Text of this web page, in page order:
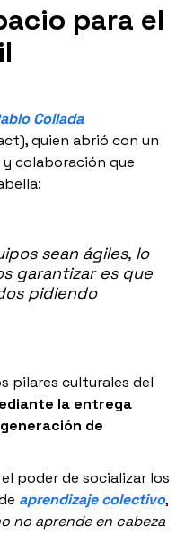
para el
Collada
quien abrió con un
y colaboración que
sean ágiles, lo
garantizar es que
pidiendo
pilares culturales del
la entrega
de
poder de socializar los
aprendizaje colectivo,
no aprende en cabeza